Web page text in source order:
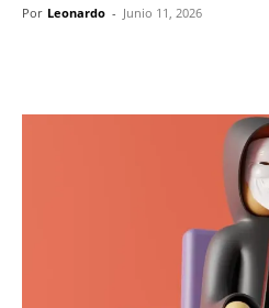
Por Leonardo - Junio 11, 2026